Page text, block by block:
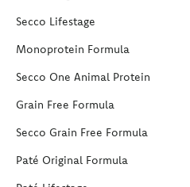
Secco Lifestage
Monoprotein Formula
Secco One Animal Protein
Grain Free Formula
Secco Grain Free Formula
Paté Original Formula